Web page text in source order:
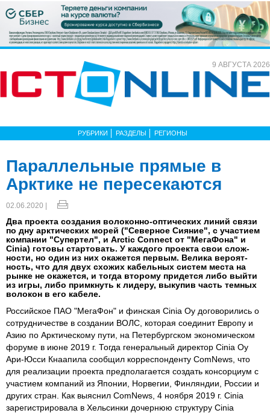
9 АВГУСТА 2026
РУБРИКИ РАЗДЕЛЫ РЕГИОНЫ
Параллельные прямые в
Арктике не пересекаются
02.06.2020 |
Два про­ек­та соз­да­ния во­локон­но-оп­ти­чес­ких ли­ний свя­зи
по дну ар­кти­чес­ких мо­рей ("Се­вер­ное Сия­ние", с учас­ти­ем
ком­па­нии "Су­пер­тел", и Arctic Connect от "Ме­гаФо­на" и
Cinia) го­товы стар­то­вать. У каж­до­го про­ек­та свои слож­
ности, но один из них ока­жет­ся пер­вым. Ве­лика ве­ро­ят­
ность, что для двух схо­жих ка­бель­ных сис­тем мес­та на
рын­ке не ока­жет­ся, и тог­да вто­рому при­дет­ся ли­бо вый­ти
из иг­ры, ли­бо прим­кнуть к ли­деру, вы­купив часть тем­ных
во­локон в его ка­беле.
Российское ПАО "МегаФон" и финская Cinia Oy договорились о
сотрудничестве в создании ВОЛС, которая соединит Европу и
Азию по Арктическому пути, на Петербургском экономическом
форуме в июне 2019 г. Тогда генеральный директор Cinia Oy
Ари-Юсси Кнаапила сообщил корреспонденту ComNews, что
для реализации проекта предполагается создать консорциум с
участием компаний из Японии, Норвегии, Финляндии, России и
других стран. Как выяснил ComNews, 4 ноября 2019 г. Cinia
зарегистрировала в Хельсинки дочернюю структуру Cinia